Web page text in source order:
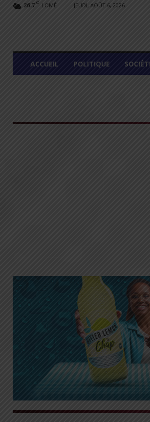
26.7 C LOMÉ JEUDI, AOÛT 6, 2026
L
M
ACCUEIL POLITIQUE